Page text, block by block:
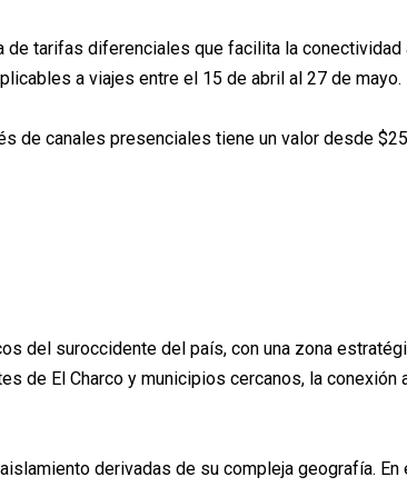
tarifas diferenciales que facilita la
a viajes entre el 15 de abril al 27 de mayo.
de canales presenciales tiene un valor desde
del suroccidente del país, con una zona
de El Charco y municipios cercanos, la conexión
derivadas de su compleja geografía.